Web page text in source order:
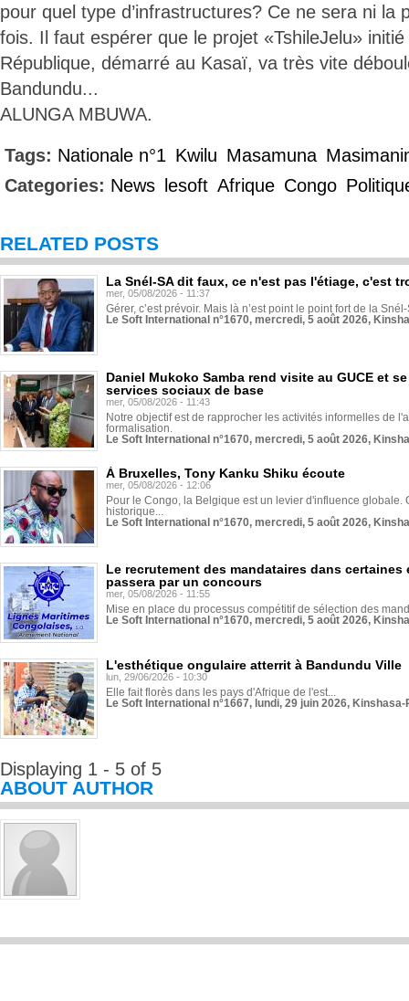
pour quel type d’infrastructures? Ce ne sera ni la
fois. Il faut espérer que le projet «TshileJelu»
République, démarré au Kasaï, va très vite
Bandundu...
ALUNGA MBUWA.
Tags: Nationale n°1 Kwilu Masamuna
Categories: News lesoft Afrique Congo
RELATED POSTS
La Snél-SA dit faux, ce n'est pas l'étiage, c'est
mer, 05/08/2026 - 11:37
Gérer, c’est prévoir. Mais là n’est point le point fort de la
Le Soft International n°1670, mercredi, 5 août 2026,
Daniel Mukoko Samba rend visite au GUCE et
services sociaux de base
mer, 05/08/2026 - 11:43
Notre objectif est de rapprocher les activités informelles de
formalisation.
Le Soft International n°1670, mercredi, 5 août 2026,
À Bruxelles, Tony Kanku Shiku écoute
mer, 05/08/2026 - 12:06
Pour le Congo, la Belgique est un levier d'influence globale.
historique...
Le Soft International n°1670, mercredi, 5 août 2026,
Le recrutement des mandataires dans
passera par un concours
mer, 05/08/2026 - 11:55
Mise en place du processus compétitif de sélection des
Le Soft International n°1670, mercredi, 5 août 2026,
L'esthétique ongulaire atterrit à Bandundu Ville
lun, 29/06/2026 - 10:30
Elle fait florès dans les pays d'Afrique de l'est...
Le Soft International n°1667, lundi, 29 juin 2026,
Displaying 1 - 5 of 5
ABOUT AUTHOR